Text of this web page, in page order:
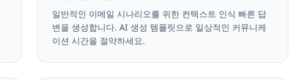
일반적인 이메일 시나리오를 위한 컨텍스트 인식 빠른 답
변을 생성합니다. AI 생성 템플릿으로 일상적인 커뮤니케
이션 시간을 절약하세요.